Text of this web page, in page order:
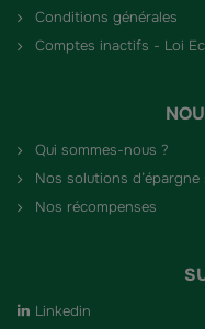
Conditions générales
Comptes inactifs - Loi
Qui sommes-nous ?
Nos solutions d’épargne
Nos récompenses
Linkedin